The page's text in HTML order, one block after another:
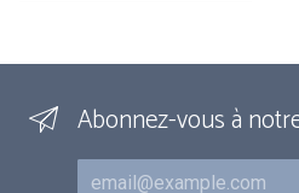
Abonnez-vous à
Courriel